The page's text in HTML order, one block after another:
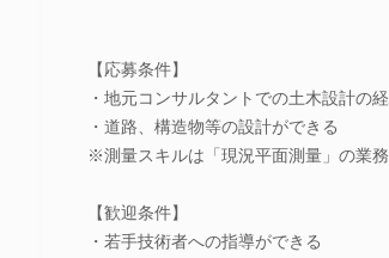
【応募条件】
・地元コンサルタントでの土木設計の
・道路、構造物等の設計ができる
※測量スキルは「現況平面測量」の業
【歓迎条件】
・若手技術者への指導ができる